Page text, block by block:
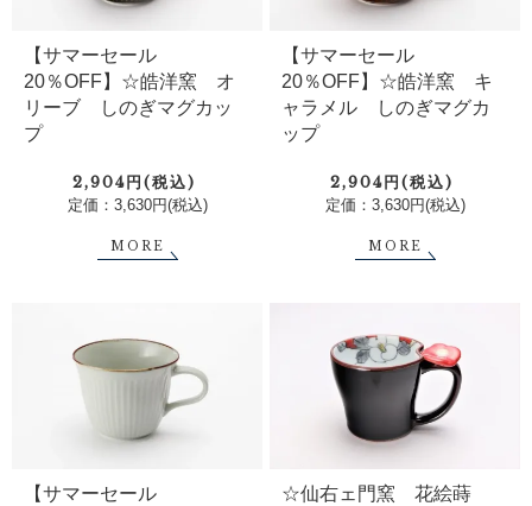
【サマーセール
20％OFF】☆皓洋窯 オ
リーブ しのぎマグカッ
プ
2,904円(税込)
定価：3,630円(税込)
MORE
【サマーセール
20％OFF】☆皓洋窯 キ
ャラメル しのぎマグカ
ップ
2,904円(税込)
定価：3,630円(税込)
MORE
【サマーセール
☆仙右ェ門窯 花絵蒔